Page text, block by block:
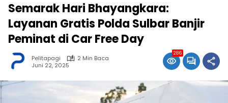
Semarak Hari Bhayangkara:
Layanan Gratis Polda Sulbar Banjir
Peminat di Car Free Day
Pelitapagi
2 Min Baca
Juni 22, 2025
286